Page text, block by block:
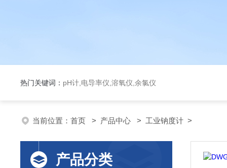
热门关键词： pH计,电导率仪,溶氧仪,余氯仪
当前位置： 首页 > 产品中心 > 工业钠度计 >
产品分类